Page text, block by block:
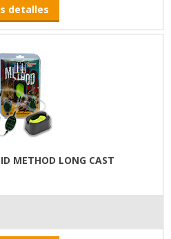
detalles
METHOD LONG CAST